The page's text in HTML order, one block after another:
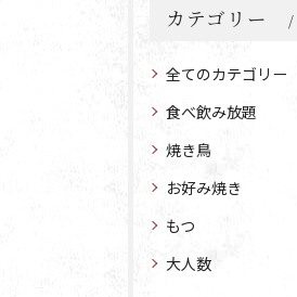
カテゴリー
全てのカテゴリー
食べ飲み放題
焼き鳥
お好み焼き
もつ
大人数